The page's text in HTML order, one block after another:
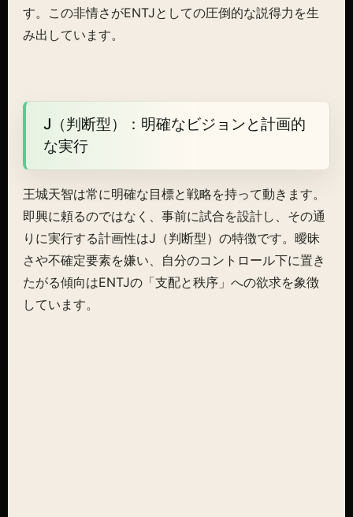
す。この非情さがENTJとしての圧倒的な説得力を生
み出しています。
J（判断型）：明確なビジョンと計画的
な実行
王城天智は常に明確な目標と戦略を持って動きます。
即興に頼るのではなく、事前に試合を設計し、その通
りに実行する計画性はJ（判断型）の特徴です。曖昧
さや不確定要素を嫌い、自分のコントロール下に置き
たがる傾向はENTJの「支配と秩序」への欲求を象徴
しています。